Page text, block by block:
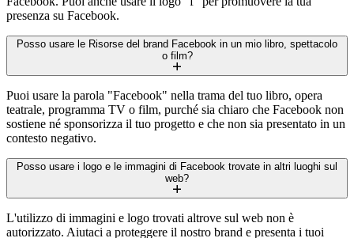
presenza su Facebook.
Posso usare le Risorse del brand Facebook in un mio libro, spettacolo
o film?
Puoi usare la parola "Facebook" nella trama del tuo libro, opera
teatrale, programma TV o film, purché sia chiaro che Facebook non
sostiene né sponsorizza il tuo progetto e che non sia presentato in un
contesto negativo.
Posso usare i logo e le immagini di Facebook trovate in altri luoghi sul
web?
L'utilizzo di immagini e logo trovati altrove sul web non è
autorizzato. Aiutaci a proteggere il nostro brand e presenta i tuoi